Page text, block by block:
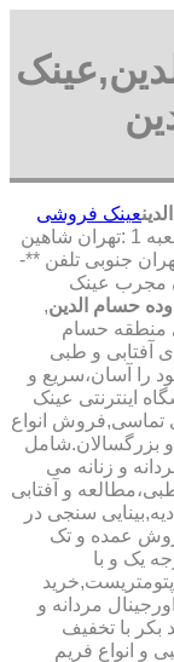
عینک فروشی
,آدرس شعبه 1 :تهران شاهین
شعبه 2 :تهران شهران جنوبی تلفن **-
مجرب عینک
حسام الدین,
منطقه حسام
آفتابی و طبی
را آسان،سریع و
اینترنتی عینک
تماسی,فروش انواع
و بزرگسالان.شامل
و زنانه می
و آفتابی
سنجی در
عمده و تک
یک و با
مردانه و
بکر با تخفیف
و انواع فریم